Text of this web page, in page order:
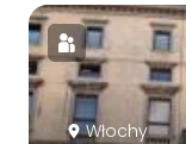
Włochy